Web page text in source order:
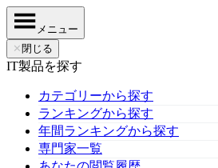
メニュー
✕ 閉じる
IT製品を探す
カテゴリーから探す
ランキングから探す
年間ランキングから探す
専門家一覧